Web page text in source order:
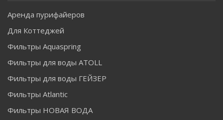
Аренда пурифайеров
Для Коттеджей
Фильтры Aquaspring
Фильтры для воды ATOLL
Фильтры для воды ГЕЙЗЕР
Фильтры Atlantic
Фильтры НОВАЯ ВОДА